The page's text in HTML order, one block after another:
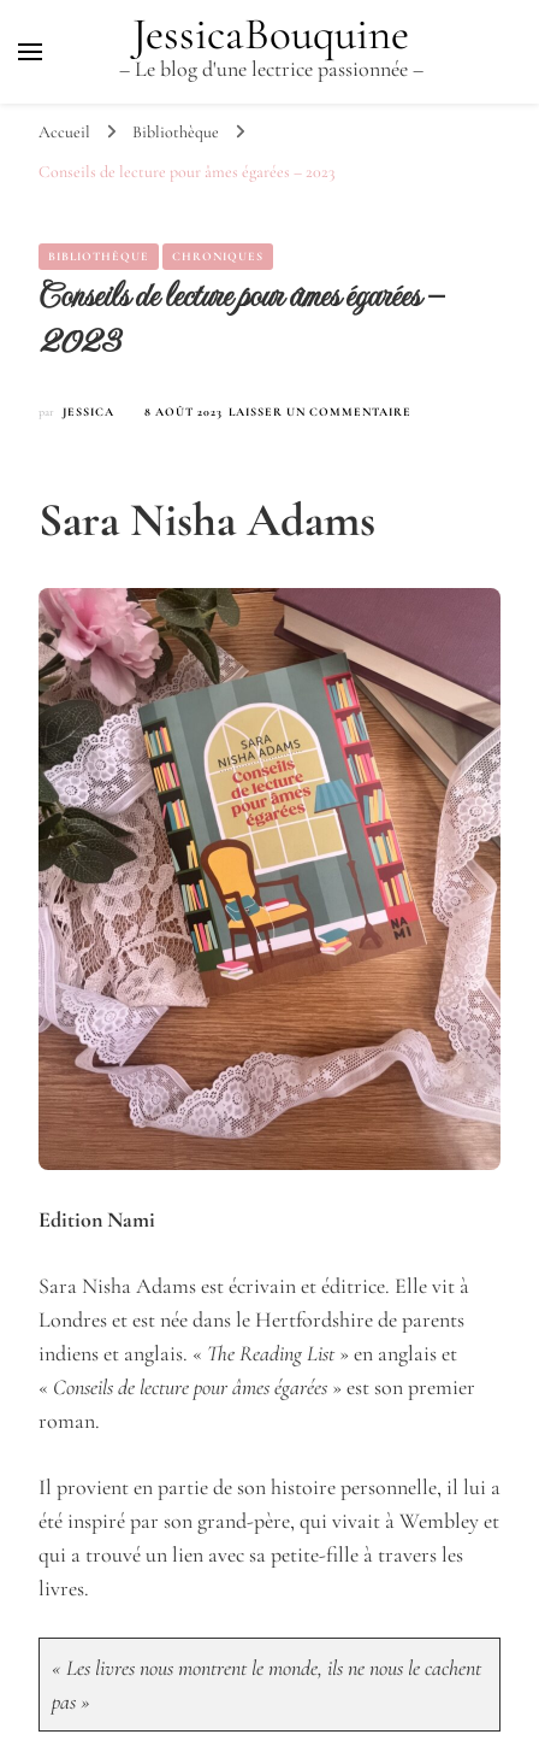
JessicaBouquine
– Le blog d'une lectrice passionnée –
Accueil
Bibliothèque
Conseils de lecture pour âmes égarées – 2023
BIBLIOTHÈQUE CHRONIQUES
Conseils de lecture pour âmes égarées –
2023
par JESSICA 8 AOÛT 2023 LAISSER UN COMMENTAIRE
Sara Nisha Adams
Edition Nami
Sara Nisha Adams est écrivain et éditrice. Elle vit à
Londres et est née dans le Hertfordshire de parents
indiens et anglais. « The Reading List» en anglais et
« Conseils de lecture pour âmes égarées » est son premier
roman.
Il provient en partie de son histoire personnelle, il lui a
été inspiré par son grand-père, qui vivait à Wembley et
qui a trouvé un lien avec sa petite-fille à travers les
livres.
« Les livres nous montrent le monde, ils ne nous le cachent
pas »